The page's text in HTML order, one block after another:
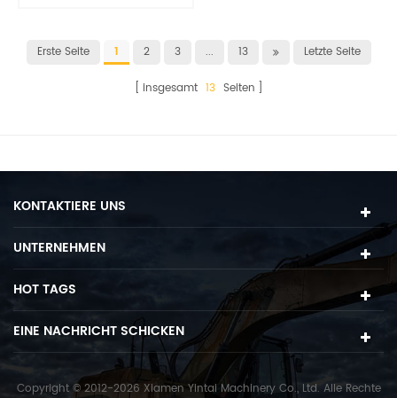
Erste Seite 1 2 3 ... 13 Letzte Seite
insgesamt 13 Seiten
KONTAKTIERE UNS
UNTERNEHMEN
HOT TAGS
EINE NACHRICHT SCHICKEN
Copyright © 2012-2026 Xiamen Yintai Machinery Co., Ltd. Alle Rechte